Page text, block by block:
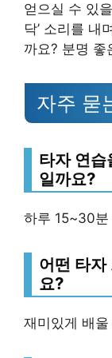
얻으실 수 있
닥’ 소리를 내
까요? 분명 좋
자주 묻
타자 연습
일까요?
하루 15~30분
어떤 타자
요?
재미있게 배